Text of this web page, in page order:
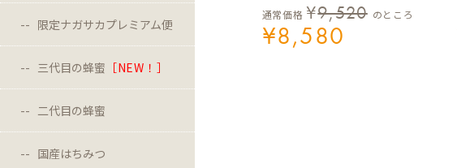
限定ナガサカプレミアム便
三代目の蜂蜜 ［NEW！］
二代目の蜂蜜
国産はちみつ
通常価格 ¥9,520 のところ
¥8,580